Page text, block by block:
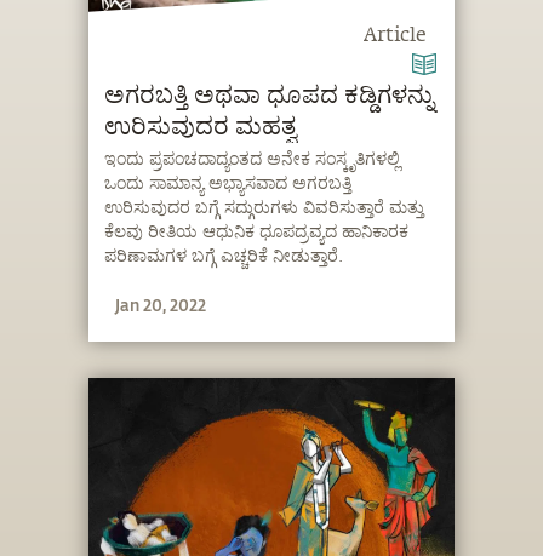
Article
ಅಗರಬತ್ತಿ ಅಥವಾ ಧೂಪದ ಕಡ್ಡಿಗಳನ್ನು
ಉರಿಸುವುದರ ಮಹತ್ವ
ಇಂದು ಪ್ರಪಂಚದಾದ್ಯಂತದ ಅನೇಕ ಸಂಸ್ಕೃತಿಗಳಲ್ಲಿ
ಒಂದು ಸಾಮಾನ್ಯ ಅಭ್ಯಾಸವಾದ ಅಗರಬತ್ತಿ
ಉರಿಸುವುದರ ಬಗ್ಗೆ ಸದ್ಗುರುಗಳು ವಿವರಿಸುತ್ತಾರೆ ಮತ್ತು
ಕೆಲವು ರೀತಿಯ ಆಧುನಿಕ ಧೂಪದ್ರವ್ಯದ ಹಾನಿಕಾರಕ
ಪರಿಣಾಮಗಳ ಬಗ್ಗೆ ಎಚ್ಚರಿಕೆ ನೀಡುತ್ತಾರೆ.
Jan 20, 2022